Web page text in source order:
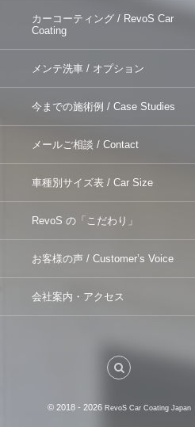
カーコーティング / RevoS Car
Coating
メンテ洗車 / オプション
今までの施術例 / Case Studies
メールご相談 / Contact
車種別サイズ表 / Car Size
RevoS の「こだわり」
お客様の声 / Customer’s Voice
会社案内・アクセス
© 2018 - 2026 RevoS Car Coating Japan